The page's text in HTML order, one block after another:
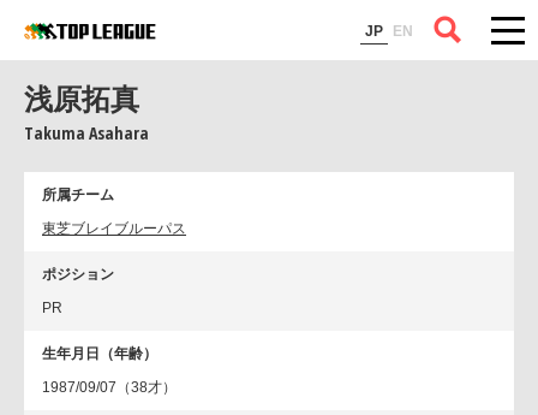
JP EN
コラム
浅原拓真
Takuma Asahara
所属チーム
東芝ブレイブルーパス
ポジション
PR
生年月日（年齢）
1987/09/07（38才）